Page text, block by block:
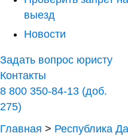
выезд
Новости
Задать вопрос юристу
Контакты
8 800 350-84-13 (доб.
275)
Главная > Республика